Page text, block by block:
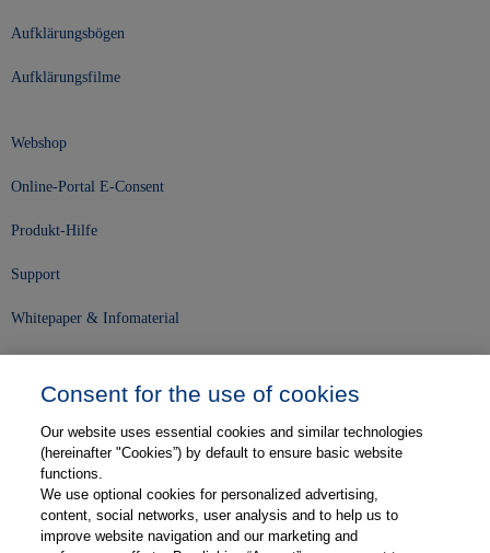
Aufklärungsbögen
Aufklärungsfilme
Webshop
Online-Portal E-Consent
Produkt-Hilfe
Support
Whitepaper & Infomaterial
Karriere
Kontakt
Web-Semniare
Consent for the use of cookies
Our website uses essential cookies and similar technologies
(hereinafter "Cookies”) by default to ensure basic website
functions.
We use optional cookies for personalized advertising,
content, social networks, user analysis and to help us to
improve website navigation and our marketing and